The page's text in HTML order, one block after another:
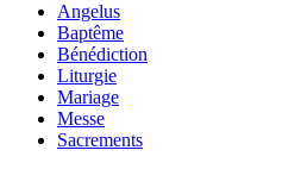
Angelus
Baptême
Bénédiction
Liturgie
Mariage
Messe
Sacrements